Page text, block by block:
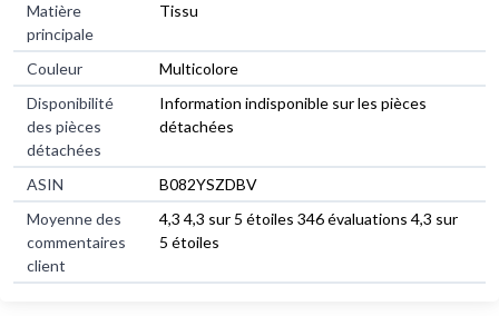
Matière
principale
‎Tissu
Couleur
‎Multicolore
Disponibilité
des pièces
détachées
‎Information indisponible sur les pièces
détachées
ASIN
B082YSZDBV
Moyenne des
commentaires
client
4,3 4,3 sur 5 étoiles 346 évaluations 4,3 sur
5 étoiles